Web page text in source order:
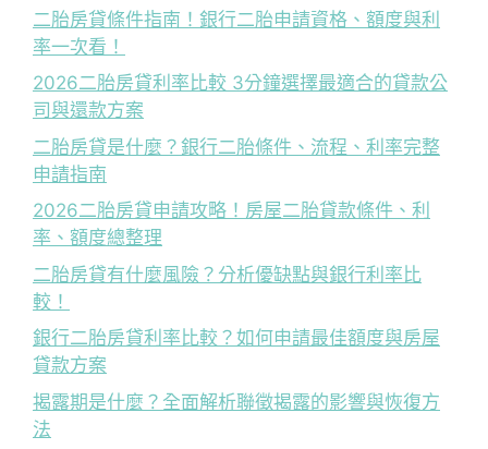
二胎房貸條件指南！銀行二胎申請資格、額度與利
率一次看！
2026二胎房貸利率比較 3分鐘選擇最適合的貸款公
司與還款方案
二胎房貸是什麼？銀行二胎條件、流程、利率完整
申請指南
2026二胎房貸申請攻略！房屋二胎貸款條件、利
率、額度總整理
二胎房貸有什麼風險？分析優缺點與銀行利率比
較！
銀行二胎房貸利率比較？如何申請最佳額度與房屋
貸款方案
揭露期是什麼？全面解析聯徵揭露的影響與恢復方
法